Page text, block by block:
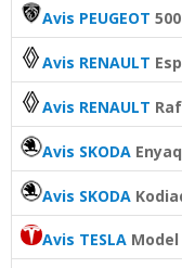
Avis PEUGEOT
Avis RENAULT
Avis RENAULT
Avis SKODA Enyaq
Avis SKODA
Avis TESLA Model